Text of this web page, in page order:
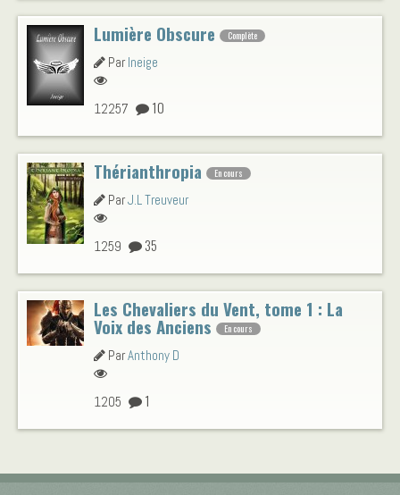
Lumière Obscure Complète
ParIneige
12257 10
Thérianthropia En cours
ParJ.L Treuveur
1259 35
Les Chevaliers du Vent, tome 1 : La
Voix des Anciens En cours
ParAnthony D
1205 1